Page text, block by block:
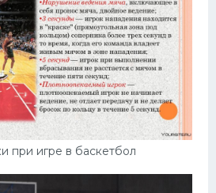
при игре в баскетбол